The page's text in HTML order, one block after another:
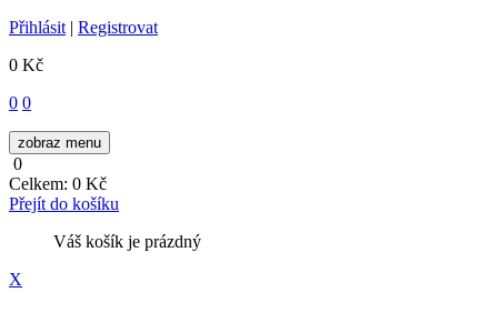
Přihlásit | Registrovat
0 Kč
0 0
zobraz menu
0
Celkem: 0 Kč
Přejít do košíku
Váš košík je prázdný
X